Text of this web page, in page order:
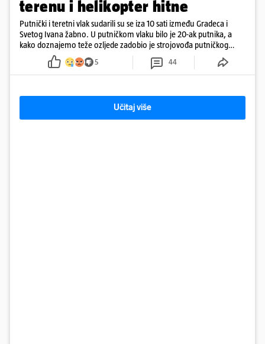
terenu i helikopter hitne
Putnički i teretni vlak sudarili su se iza 10 sati između Gradeca i
Svetog Ivana žabno. U putničkom vlaku bilo je 20-ak putnika, a
kako doznajemo teže ozljede zadobio je strojovođa putničkog
vlaka. Zatvoren je promet, a fotoreporteri Prigorskog objavili su
prve snimke s mjesta sudara
5 44
Učitaj više